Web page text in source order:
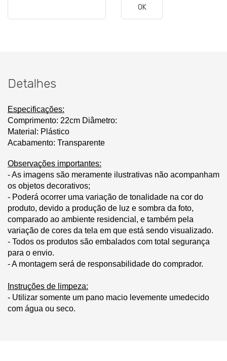
OK
Detalhes
Especificações:
Comprimento: 22cm Diâmetro:
Material: Plástico
Acabamento: Transparente
Observações importantes:
- As imagens são meramente ilustrativas não acompanham
os objetos decorativos;
- Poderá ocorrer uma variação de tonalidade na cor do
produto, devido a produção de luz e sombra da foto,
comparado ao ambiente residencial, e também pela
variação de cores da tela em que está sendo visualizado.
- Todos os produtos são embalados com total segurança
para o envio.
- A montagem será de responsabilidade do comprador.
Instruções de limpeza:
- Utilizar somente um pano macio levemente umedecido
com água ou seco.